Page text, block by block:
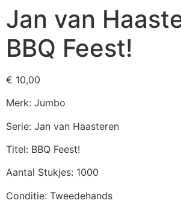
Jan van
BBQ Feest!
€ 10,00
Merk: Jumbo
Serie: Jan van Haasteren
Titel: BBQ Feest!
Aantal Stukjes: 1000
Conditie: Tweedehands